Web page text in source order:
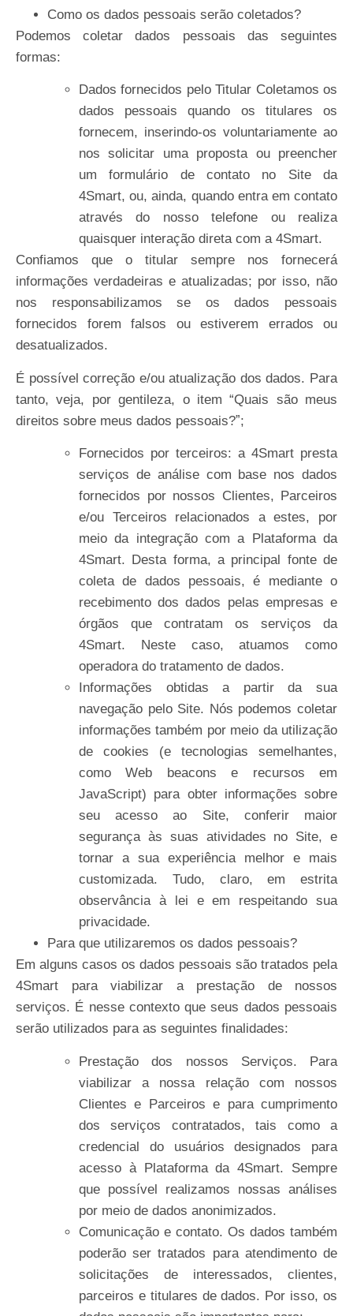
Como os dados pessoais serão coletados?
Podemos coletar dados pessoais das seguintes
formas:
Dados fornecidos pelo Titular Coletamos os
dados pessoais quando os titulares os
fornecem, inserindo-os voluntariamente ao
nos solicitar uma proposta ou preencher
um formulário de contato no Site da
4Smart, ou, ainda, quando entra em contato
através do nosso telefone ou realiza
quaisquer interação direta com a 4Smart.
Confiamos que o titular sempre nos fornecerá
informações verdadeiras e atualizadas; por isso, não
nos responsabilizamos se os dados pessoais
fornecidos forem falsos ou estiverem errados ou
desatualizados.
É possível correção e/ou atualização dos dados. Para
tanto, veja, por gentileza, o item “Quais são meus
direitos sobre meus dados pessoais?ˮ;
Fornecidos por terceiros: a 4Smart presta
serviços de análise com base nos dados
fornecidos por nossos Clientes, Parceiros
e/ou Terceiros relacionados a estes, por
meio da integração com a Plataforma da
4Smart. Desta forma, a principal fonte de
coleta de dados pessoais, é mediante o
recebimento dos dados pelas empresas e
órgãos que contratam os serviços da
4Smart. Neste caso, atuamos como
operadora do tratamento de dados.
Informações obtidas a partir da sua
navegação pelo Site. Nós podemos coletar
informações também por meio da utilização
de
cookies (e tecnologias
semelhantes,
comoWeb beacons e recursos em
JavaScript) para obter informações sobre
seu acesso ao Site, conferir maior
segurança às suas atividades no Site, e
tornar a sua experiência melhor e mais
customizada. Tudo, claro, em estrita
observância à lei e em respeitando sua
privacidade.
Para que utilizaremos os dados pessoais?
Em alguns casos os dados pessoais são tratados pela
4Smart para viabilizar a prestação de nossos
serviços. É nesse contexto que seus dados pessoais
serão utilizados para as seguintes finalidades:
Prestação dos nossos Serviços. Para
viabilizar a nossa relação com nossos
Clientes e Parceiros e para cumprimento
dos serviços contratados, tais como a
credencial do usuários designados para
acesso à Plataforma da 4Smart. Sempre
que possível realizamos nossas análises
por meio de dados anonimizados.
Comunicação e contato. Os dados também
poderão ser tratados para atendimento de
solicitações de interessados, clientes,
parceiros e titulares de dados. Por isso, os